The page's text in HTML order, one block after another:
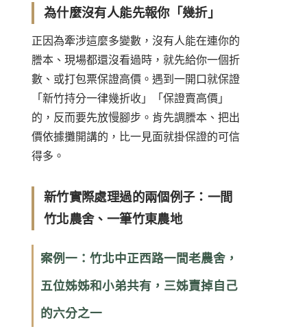
為什麼沒有人能先報你「幾折」
正因為牽涉這麼多變數，沒有人能在連你的
謄本、現場都還沒看過時，就先給你一個折
數、或打包票保證高價。遇到一開口就保證
「新竹持分一律幾折收」「保證賣高價」
的，反而要先放慢腳步。肯先調謄本、把出
價依據攤開講的，比一見面就掛保證的可信
得多。
新竹實際處理過的兩個例子：一間
竹北農舍、一筆竹東農地
案例一：竹北中正西路一間老農舍，
五位姊姊和小弟共有，三姊賣掉自己
的六分之一